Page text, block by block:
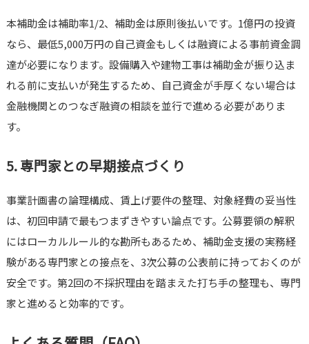
本補助金は補助率1/2、補助金は原則後払いです。1億円の投資
なら、最低5,000万円の自己資金もしくは融資による事前資金調
達が必要になります。設備購入や建物工事は補助金が振り込ま
れる前に支払いが発生するため、自己資金が手厚くない場合は
金融機関とのつなぎ融資の相談を並行で進める必要がありま
す。
5. 専門家との早期接点づくり
事業計画書の論理構成、賃上げ要件の整理、対象経費の妥当性
は、初回申請で最もつまずきやすい論点です。公募要領の解釈
にはローカルルール的な勘所もあるため、補助金支援の実務経
験がある専門家との接点を、3次公募の公表前に持っておくのが
安全です。第2回の不採択理由を踏まえた打ち手の整理も、専門
家と進めると効率的です。